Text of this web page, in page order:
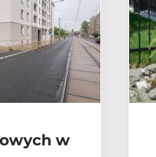
w